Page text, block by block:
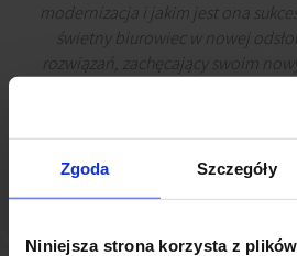
Zgoda Szczegóły
Niniejsza strona korzysta z
modernizacja i jakim jest ona
świetny biurowiec w nowej
rozwiązań, zachęcający swoim
międzynarodowych i